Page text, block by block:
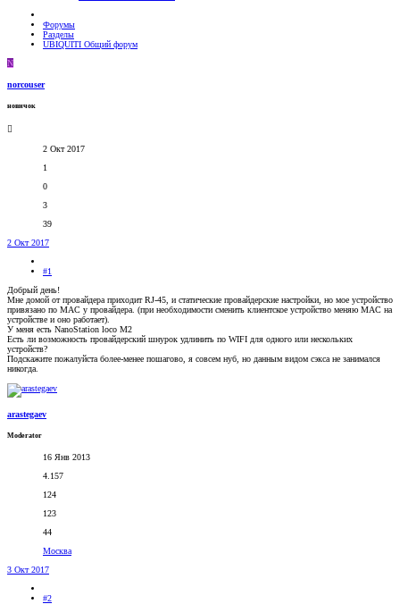
Форумы
Разделы
UBIQUITI Общий форум
N
norcouser
новичок
2 Окт 2017
1
0
3
39
2 Окт 2017
#1
Добрый день!
Мне домой от провайдера приходит RJ-45, и статические провайдерские настройки, но мое устройство
привязано по МАС у провайдера. (при необходимости сменить клиентское устройство меняю МАС на
устройстве и оно работает).
У меня есть NanoStation loco M2
Есть ли возможность провайдерский шнурок удлинить по WIFI для одного или нескольких
устройств?
Подскажите пожалуйста более-менее пошагово, я совсем нуб, но данным видом сэкса не занимался
никогда.
arastegaev
Moderator
16 Янв 2013
4.157
124
123
44
Москва
3 Окт 2017
#2